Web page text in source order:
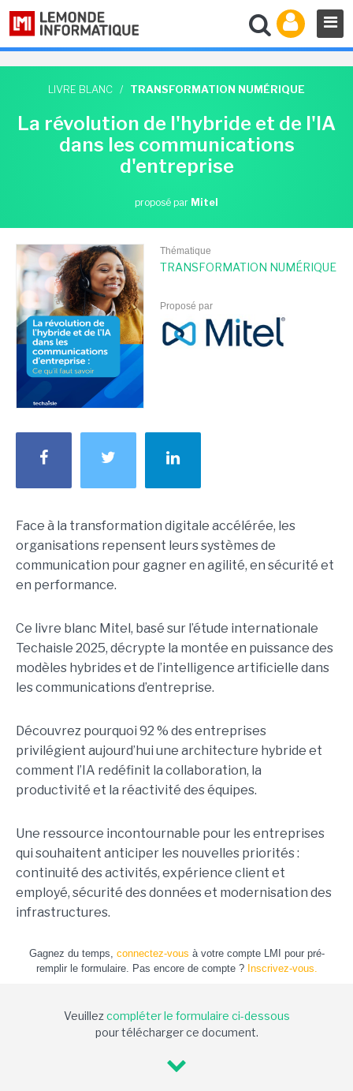
LIVRE BLANC / TRANSFORMATION NUMÉRIQUE
La révolution de l'hybride et de l'IA
dans les communications
d'entreprise
proposé par Mitel
Thématique
TRANSFORMATION NUMÉRIQUE
Proposé par
Face à la transformation digitale accélérée, les
organisations repensent leurs systèmes de
communication pour gagner en agilité, en sécurité et
en performance.
Ce livre blanc Mitel, basé sur l’étude internationale
Techaisle 2025, décrypte la montée en puissance des
modèles hybrides et de l’intelligence artificielle dans
les communications d’entreprise.
Découvrez pourquoi 92 % des entreprises
privilégient aujourd’hui une architecture hybride et
comment l’IA redéfinit la collaboration, la
productivité et la réactivité des équipes.
Une ressource incontournable pour les entreprises
qui souhaitent anticiper les nouvelles priorités :
continuité des activités, expérience client et
employé, sécurité des données et modernisation des
infrastructures.
Gagnez du temps, connectez-vous à votre compte LMI pour pré-
remplir le formulaire. Pas encore de compte ? Inscrivez-vous.
Veuillezcompléter le formulaire ci-dessous
pour télécharger ce document.